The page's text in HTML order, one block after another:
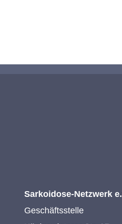
Sarkoidose-Netzwerk
Geschäftsstelle